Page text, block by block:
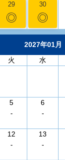
29
◎
30
◎
2027年01月
火 水
5
-
6
-
12
-
13
-